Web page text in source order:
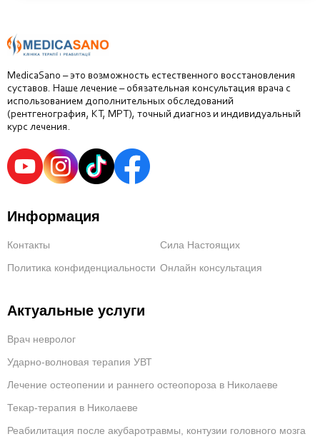
MedicaSano – это возможность естественного восстановления
суставов. Наше лечение – обязательная консультация врача с
использованием дополнительных обследований
(рентгенография, КТ, МРТ), точный диагноз и индивидуальный
курс лечения.
Информация
Контакты
Сила Настоящих
Политика конфиденциальности Онлайн консультация
Актуальные услуги
Врач невролог
Ударно-волновая терапия УВТ
Лечение остеопении и раннего остеопороза в Николаеве
Текар-терапия в Николаеве
Реабилитация после акубаротравмы, контузии головного мозга